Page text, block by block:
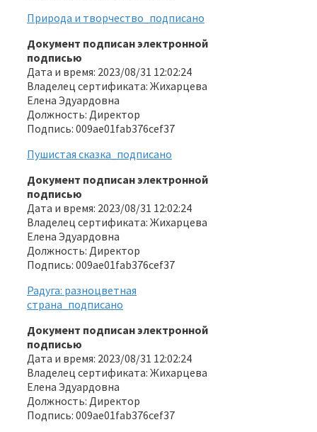
Природа и творчество_подписано
Документ подписан электронной
подписью
Дата и время: 2023/08/31 12:02:24
Владелец сертификата: Жихарцева
Елена Эдуардовна
Должность: Директор
Подпись: 009ae01fab376cef37
Пушистая сказка_подписано
Документ подписан электронной
подписью
Дата и время: 2023/08/31 12:02:24
Владелец сертификата: Жихарцева
Елена Эдуардовна
Должность: Директор
Подпись: 009ae01fab376cef37
Радуга: разноцветная
страна_подписано
Документ подписан электронной
подписью
Дата и время: 2023/08/31 12:02:24
Владелец сертификата: Жихарцева
Елена Эдуардовна
Должность: Директор
Подпись: 009ae01fab376cef37